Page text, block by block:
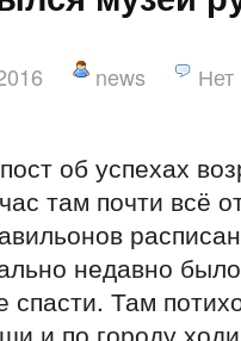
news Нет
об успехах
там почти всё
недавно
Там